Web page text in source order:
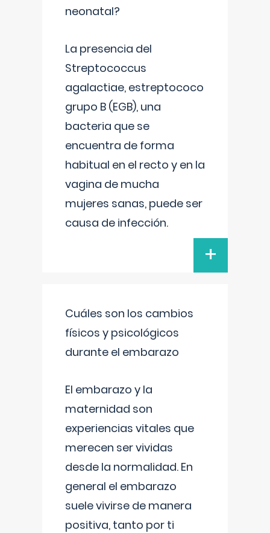
neonatal?
La presencia del
Streptococcus
agalactiae, estreptococo
grupo B (EGB), una
bacteria que se
encuentra de forma
habitual en el recto y en la
vagina de mucha
mujeres sanas, puede ser
causa de infección.
+
Cuáles son los cambios
físicos y psicológicos
durante el embarazo
El embarazo y la
maternidad son
experiencias vitales que
merecen ser vividas
desde la normalidad. En
general el embarazo
suele vivirse de manera
positiva, tanto por ti